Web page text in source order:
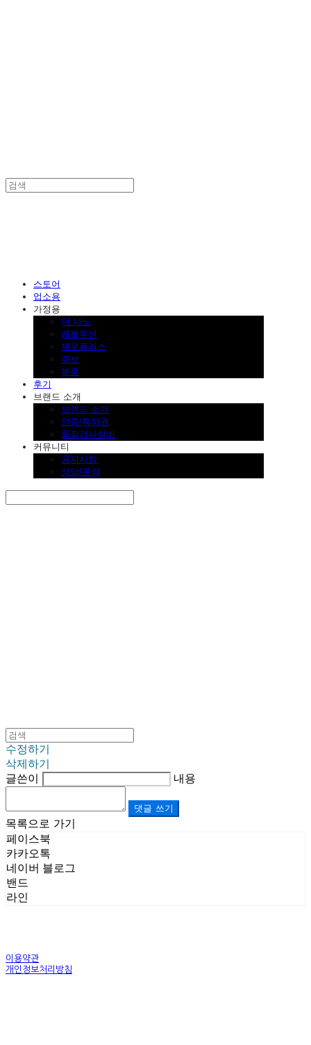
스토어
업소용
가정용
더 나노
레볼루션
제로플러스
큐브
부품
후기
브랜드 소개
브랜드 소개
인증/특허권
품질검사설비
커뮤니티
공지사항
상담/문의
수정하기
삭제하기
글쓴이
내용
댓글 쓰기
목록으로 가기
페이스북
카카오톡
네이버 블로그
밴드
라인
이용약관
개인정보처리방침